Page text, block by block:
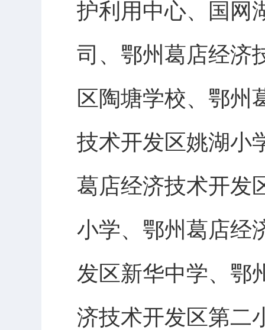
护利用中心、国网
司、鄂州葛店经济
区陶塘学校、鄂州
技术开发区姚湖小
葛店经济技术开发
小学、鄂州葛店经
发区新华中学、鄂
济技术开发区第二